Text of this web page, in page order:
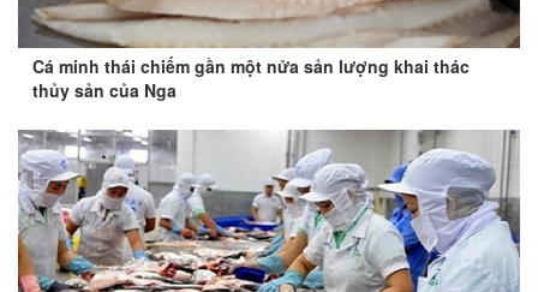
Cá minh thái chiếm gần một nửa sản lượng khai thác
thủy sản của Nga